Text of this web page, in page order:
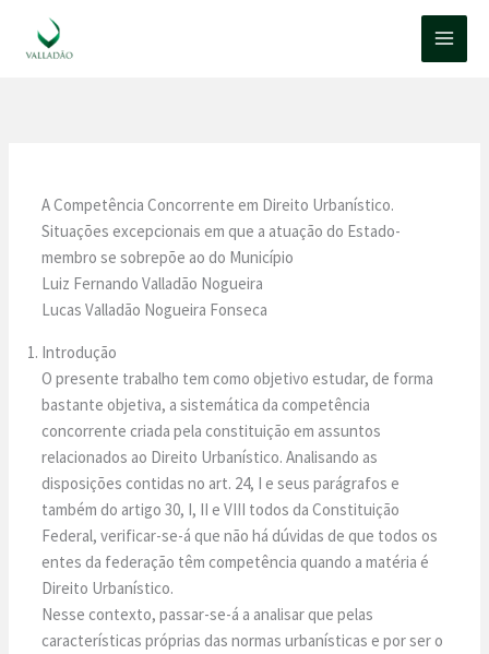
A Competência Concorrente em Direito Urbanístico.
Situações excepcionais em que a atuação do Estado-
membro se sobrepõe ao do Município
Luiz Fernando Valladão Nogueira
Lucas Valladão Nogueira Fonseca
Introdução
O presente trabalho tem como objetivo estudar, de forma
bastante objetiva, a sistemática da competência
concorrente criada pela constituição em assuntos
relacionados ao Direito Urbanístico. Analisando as
disposições contidas no art. 24, I e seus parágrafos e
também do artigo 30, I, II e VIII todos da Constituição
Federal, verificar-se-á que não há dúvidas de que todos os
entes da federação têm competência quando a matéria é
Direito Urbanístico.
Nesse contexto, passar-se-á a analisar que pelas
características próprias das normas urbanísticas e por ser o